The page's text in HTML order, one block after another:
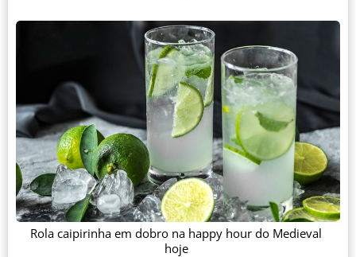
Rola caipirinha em dobro na happy hour do Medieval
hoje